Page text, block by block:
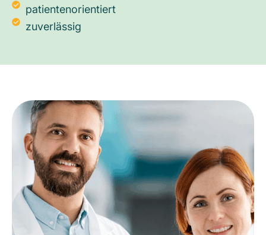
patientenorientiert
zuverlässig